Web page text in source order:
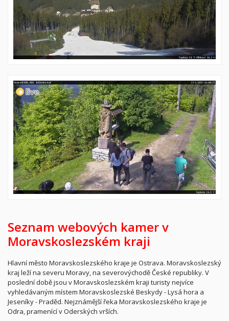
Seznam webových kamer v
Moravskoslezském kraji
Hlavní město Moravskoslezského kraje je Ostrava. Moravskoslezský
kraj leží na severu Moravy, na severovýchodě České republiky. V
poslední době jsou v Moravskoslezském kraji turisty nejvíce
vyhledávaným místem Moravskoslezské Beskydy - Lysá hora a
Jeseníky - Praděd. Nejznámější řeka Moravskoslezského kraje je
Odra, pramenící v Oderských vrších.